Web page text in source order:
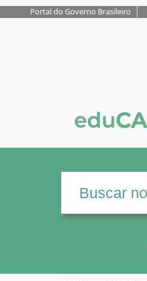
Portal do Governo Brasileiro